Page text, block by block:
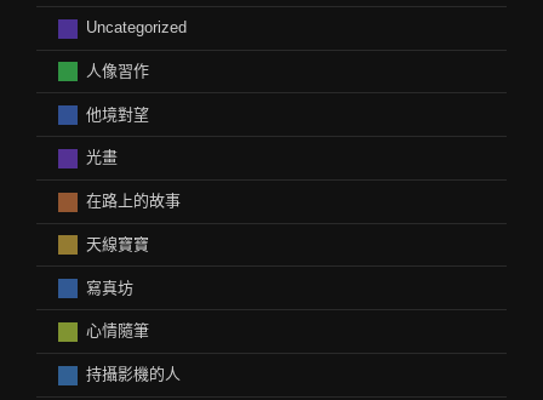
Uncategorized
人像習作
他境對望
光畫
在路上的故事
天線寶寶
寫真坊
心情隨筆
持攝影機的人